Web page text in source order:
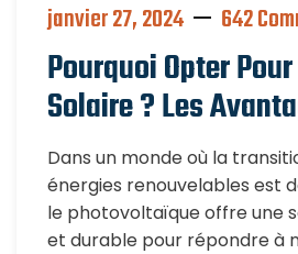
janvier 27, 2024 642
Pourquoi Opter
Solaire ? Les
Dans un monde où la
énergies renouvelables est
le photovoltaïque offre une
et durable pour répondre à